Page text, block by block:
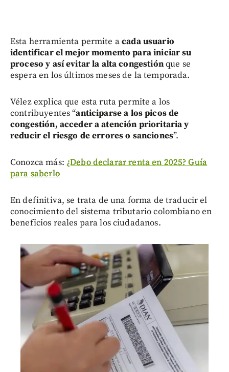
Esta herramienta permite acada usuario
identificar el mejor momento para iniciar su
proceso y así evitar la alta congestiónque se
espera en los últimos meses de la temporada.
Vélez explica que esta ruta permite a los
contribuyentes “anticiparse a los picos de
congestión, acceder a atención prioritaria y
reducir el riesgo de errores o sanciones”.
Conozca más: ¿Debo declarar renta en 2025? Guía
para saberlo
En definitiva, se trata de una forma de traducir el
conocimiento del sistema tributario colombiano en
beneficios reales para los ciudadanos.